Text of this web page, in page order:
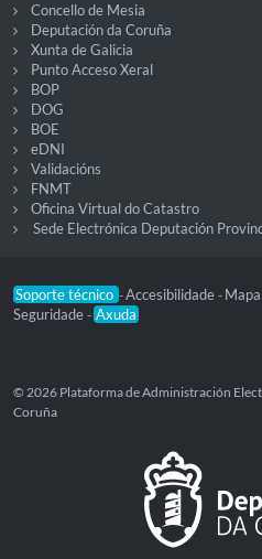
Concello de Mesia
Deputación da Coruña
Xunta de Galicia
Punto Acceso Xeral
BOP
DOG
BOE
eDNI
Validacións
FNMT
Oficina Virtual do Catastro
Sede Electrónica Deputación
Soporte técnico -Accesibilidade -
Seguridade - Axuda
© 2026 Plataforma de Administración
Coruña